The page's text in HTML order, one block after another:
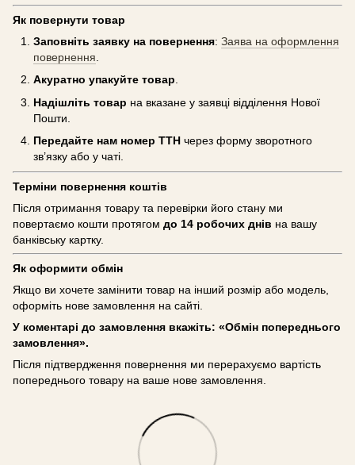
Як повернути товар
Заповніть заявку на повернення: Заява на оформлення
повернення
Акуратно упакуйте товар.
Надішліть товар на вказане у заявці відділення Нової
Пошти.
Передайте нам номер ТТН через форму зворотного
зв’язку або у чаті.
Терміни повернення коштів
Після отримання товару та перевірки його стану ми
повертаємо кошти протягом до 14 робочих днів на вашу
банківську картку.
Як оформити обмін
Якщо ви хочете замінити товар на інший розмір або модель,
оформіть нове замовлення на сайті.
У коментарі до замовлення вкажіть: «Обмін попереднього
замовлення».
Після підтвердження повернення ми перерахуємо вартість
попереднього товару на ваше нове замовлення.